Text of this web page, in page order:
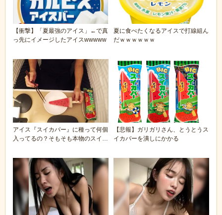
【衝撃】「夏最強のアイス」←で真
っ先にイメージしたアイスwwwww
夏に食べたくなるアイスで打線組ん
だｗｗｗｗｗｗ
アイス『スイカバー』に種って何個
入ってるの？そもそも本物のスイカ
【悲報】ガリガリさん、とうとうス
イカバーを潰しにかかる